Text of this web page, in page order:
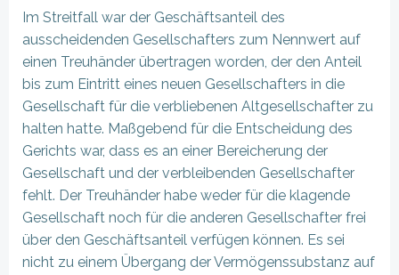
Im Streitfall war der Geschäftsanteil des
ausscheidenden Gesellschafters zum Nennwert auf
einen Treuhänder übertragen worden, der den Anteil
bis zum Eintritt eines neuen Gesellschafters in die
Gesellschaft für die verbliebenen Altgesellschafter zu
halten hatte. Maßgebend für die Entscheidung des
Gerichts war, dass es an einer Bereicherung der
Gesellschaft und der verbleibenden Gesellschafter
fehlt. Der Treuhänder habe weder für die klagende
Gesellschaft noch für die anderen Gesellschafter frei
über den Geschäftsanteil verfügen können. Es sei
nicht zu einem Übergang der Vermögenssubstanz auf